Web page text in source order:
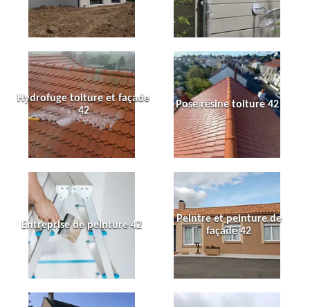
Hydrofuge toiture et façade
42
Pose résine toiture 42
Entreprise de peinture 42
Peintre et peinture de
façade 42